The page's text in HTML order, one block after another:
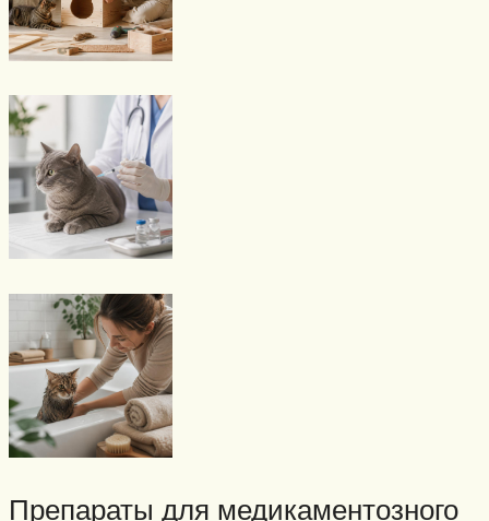
Препараты для медикаментозного